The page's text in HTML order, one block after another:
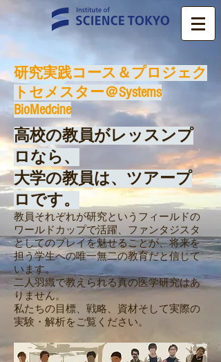
​研究実践コース＆プロジェク
トセメスター＠Systems
BioMedcine
高校の教員がレッスンプ
ロなら、
大学の教員は、ツアープ
ロです。
教員それぞれが研究というフィールドの
ワールドカップで活躍、ファンタジスタ
としてのプレイを魅せることが、将来を
担う学生への唯一無二の教育だと信じて
います。
​二人羽織で教えられる真の医学研究はあ
りません。
​私たちの目標、戦略、資材そして実際の
実験・解析をご覧ください。